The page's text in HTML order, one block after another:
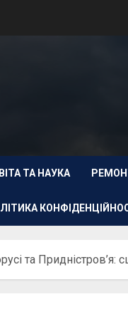
ТА НАУКА
та Придністров’я: